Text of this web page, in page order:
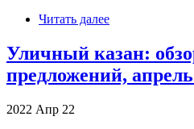
Читать далее
Уличный казан:
предложений,
2022 Апр 22